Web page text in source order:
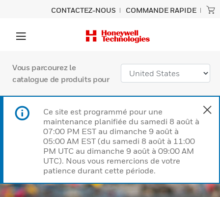
CONTACTEZ-NOUS COMMANDE RAPIDE
Vous parcourez le
catalogue de produits pour
Ce site est programmé pour une
maintenance planifiée du samedi 8 août à
07:00 PM EST au dimanche 9 août à
05:00 AM EST (du samedi 8 août à 11:00
PM UTC au dimanche 9 août à 09:00 AM
UTC). Nous vous remercions de votre
patience durant cette période.